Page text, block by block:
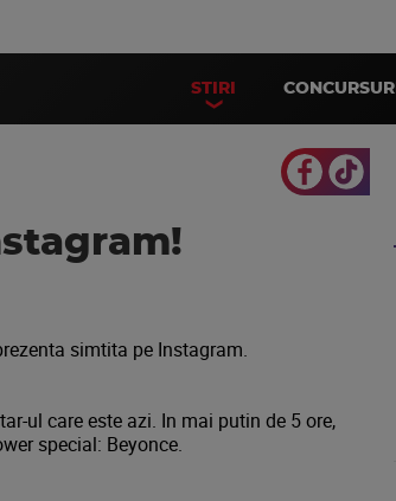
STIRI CONCURSURI
simtita pe Instagram.
ul care este azi. In mai putin de 5 ore,
special: Beyonce.